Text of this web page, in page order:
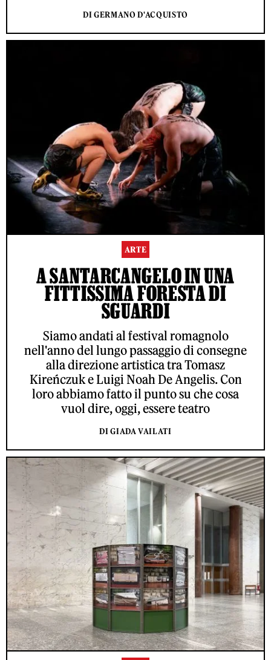
DI GERMANO D'ACQUISTO
ARTE
A SANTARCANGELO IN UNA
FITTISSIMA FORESTA DI
SGUARDI
Siamo andati al festival romagnolo
nell'anno del lungo passaggio di consegne
alla direzione artistica tra Tomasz
Kireńczuk e Luigi Noah De Angelis. Con
loro abbiamo fatto il punto su che cosa
vuol dire, oggi, essere teatro
DI GIADA VAILATI